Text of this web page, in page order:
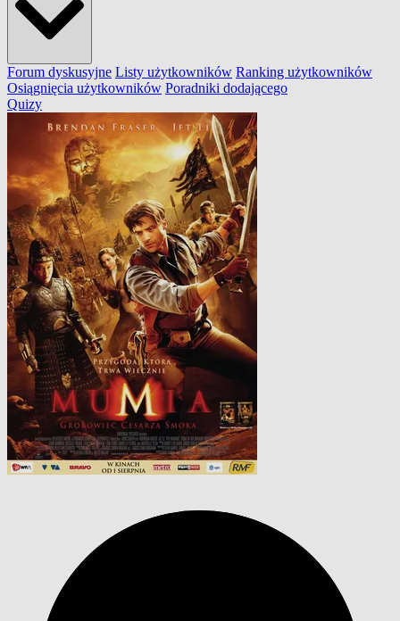
Forum dyskusyjne Listy użytkowników Ranking użytkowników
Osiągnięcia użytkowników Poradniki dodającego
Quizy